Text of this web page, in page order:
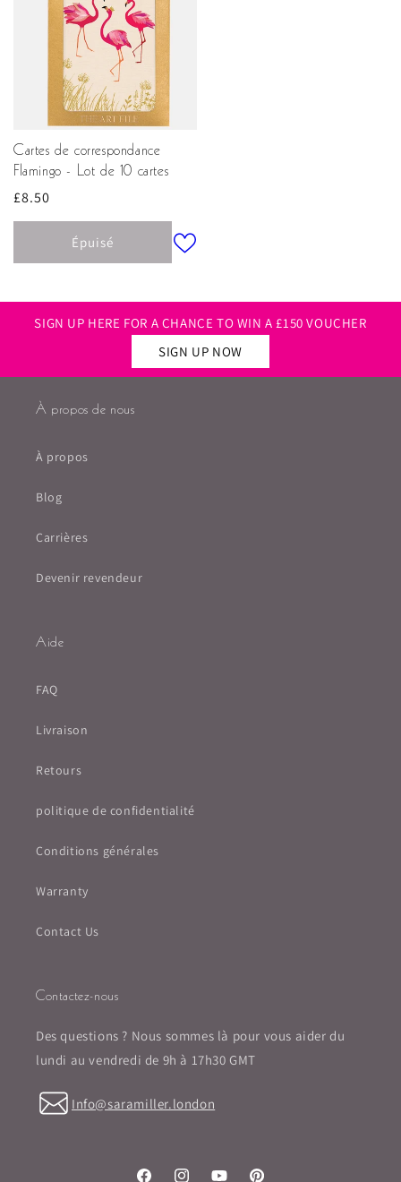
Cartes de correspondance
Flamingo - Lot de 10 cartes
Prix
habituel
£8.50
Épuisé
SIGN UP HERE FOR A CHANCE TO WIN A £150 VOUCHER
SIGN UP NOW
À propos de nous
À propos
Blog
Carrières
Devenir revendeur
Aide
FAQ
Livraison
Retours
politique de confidentialité
Conditions générales
Warranty
Contact Us
Contactez-nous
Des questions ? Nous sommes là pour vous aider du
lundi au vendredi de 9h à 17h30 GMT
Info@saramiller.london